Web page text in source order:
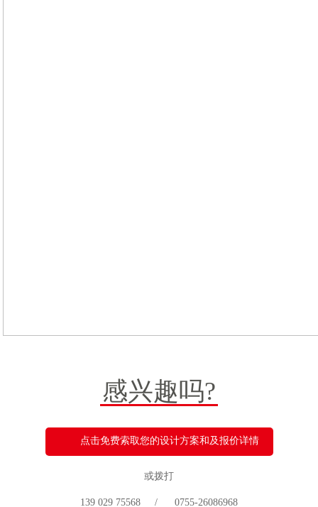
感兴趣吗?
点击免费索取您的设计方案和及报价详情
或拨打
139 029 75568 / 0755-26086968